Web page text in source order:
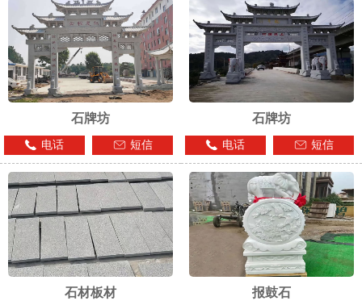
石牌坊
电话 短信
石牌坊
电话 短信
石材板材 报鼓石